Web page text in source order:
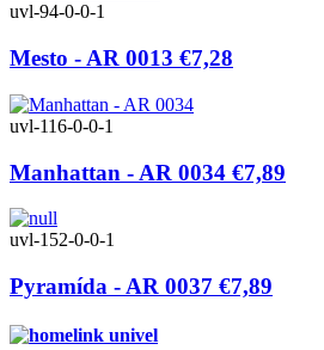
uvl-94-0-0-1
Mesto - AR 0013 €7,28
uvl-116-0-0-1
Manhattan - AR 0034 €7,89
uvl-152-0-0-1
Pyramída - AR 0037 €7,89